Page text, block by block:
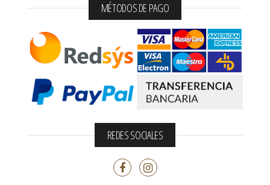
MÉTODOS DE PAGO
REDES SOCIALES